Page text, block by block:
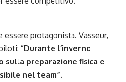
essere protagonista. Vasseur,
“Durante l’inverno
sulla preparazione fisica e
nel team”.